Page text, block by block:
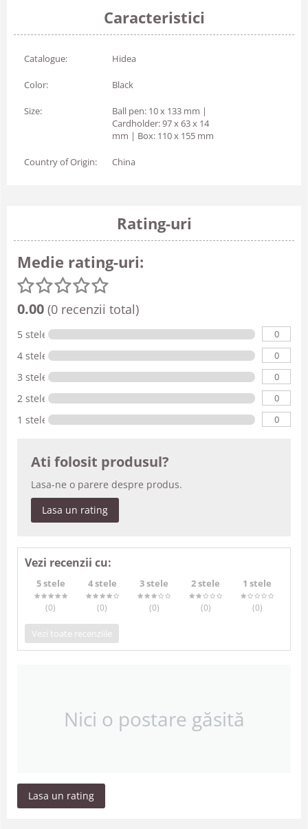
Caracteristici
Catalogue: Hidea
Color: Black
Size:
Ball pen: 10 x 133 mm |
Cardholder: 97 x 63 x 14
mm | Box: 110 x 155 mm
Country of Origin: China
Rating-uri
Medie rating-uri:
0.00 (0 recenzii total)
5 stele 0
4 stele 0
3 stele 0
2 stele 0
1 stele 0
Ati folosit produsul?
Lasa-ne o parere despre produs.
Lasa un rating
Vezi recenzii cu:
5 stele
(0)
4 stele
(0)
3 stele
(0)
2 stele
(0)
1 stele
(0)
Vezi toate recenziile
Nici o postare găsită
Lasa un rating